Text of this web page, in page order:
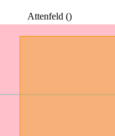
Attenfeld ()